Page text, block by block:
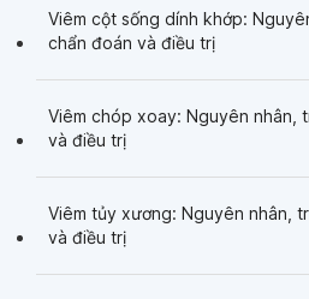
Viêm cột sống dính khớp:
chẩn đoán và điều trị
Viêm chóp xoay: Nguyên nhân,
và điều trị
Viêm tủy xương: Nguyên nhân,
và điều trị